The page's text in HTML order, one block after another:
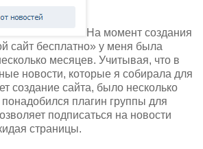
На момент создания
сайт бесплатно» у меня была
месяцев. Учитывая, что в
новости, которые я собирала для
создание сайта, было несколько
плагин группы для
подписаться на новости
страницы.